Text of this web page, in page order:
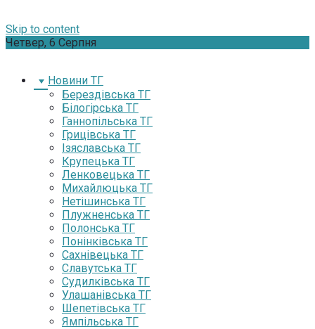
Skip to content
Четвер, 6 Серпня
Новини ТГ
Берездівська ТГ
Білогірська ТГ
Ганнопільська ТГ
Грицівська ТГ
Ізяславська ТГ
Крупецька ТГ
Ленковецька ТГ
Михайлюцька ТГ
Нетішинська ТГ
Плужненська ТГ
Полонська ТГ
Понінківська ТГ
Сахнівецька ТГ
Славутська ТГ
Судилківська ТГ
Улашанівська ТГ
Шепетівська ТГ
Ямпільська ТГ